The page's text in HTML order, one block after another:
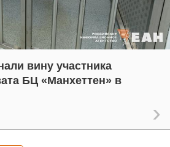
вину участника
БЦ «Манхеттен» в